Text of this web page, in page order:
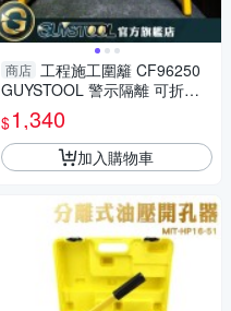
商店 工程施工圍籬 CF96250
GUYSTOOL 警示隔離 可折疊
伸縮 醒目 摺疊護欄 施工 安全
防護圍欄 室內裝潢
$1,340
加入購物車